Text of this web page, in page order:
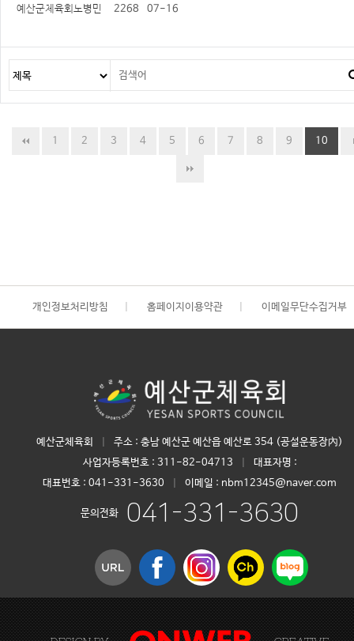
예산군체육회노병민 2268 07-16
1 2 3 4 5 6 7 8 9 10
개인정보처리방침 홈페이지이용약관 이메일무단수집거부
예산군체육회
주소 : 충남 예산군 예산읍 예산로 354 (공설운동장內)
사업자등록번호 : 311-82-04713
대표자명 :
대표번호 : 041-331-3630 이메일 : nbm12345@naver.com
문의전화 041-331-3630